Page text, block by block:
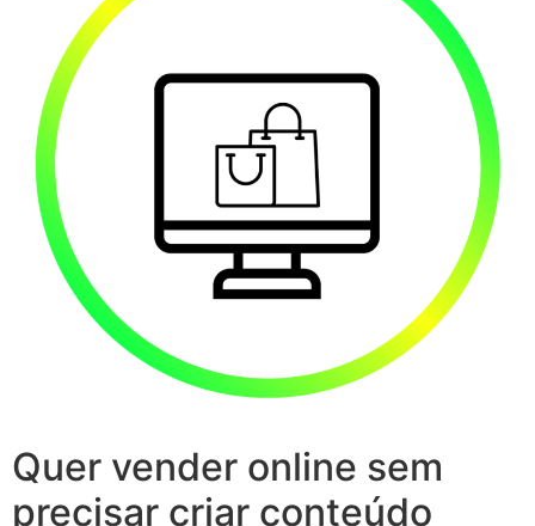
Quer vender online sem
precisar criar conteúdo